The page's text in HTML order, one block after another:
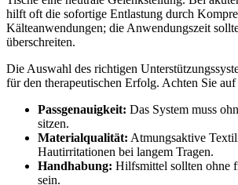
hilft oft die sofortige Entlastung durch
Kälteanwendungen; die Anwendungszeit
überschreiten.
Die Auswahl des richtigen
für den therapeutischen Erfolg. Achten Sie
Passgenauigkeit: Das System muss
sitzen.
Materialqualität: Atmungsaktive
Hautirritationen bei langem Tragen.
Handhabung: Hilfsmittel sollten ohne
sein.